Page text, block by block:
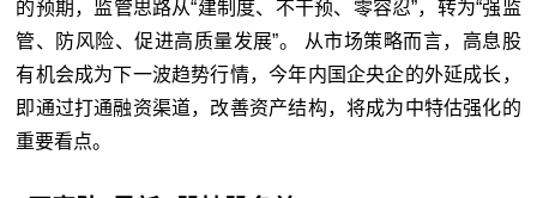
的预期，监管思路从“建制度、不干预、零容忍”，转为“强监
管、防风险、促进高质量发展”。 从市场策略而言，高息股
有机会成为下一波趋势行情，今年内国企央企的外延成长，
即通过打通融资渠道，改善资产结构，将成为中特估强化的
重要看点。